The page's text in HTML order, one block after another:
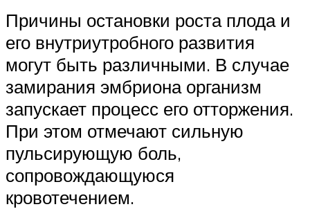
Причины остановки роста плода и
его внутриутробного развития
могут быть различными. В случае
замирания эмбриона организм
запускает процесс его отторжения.
При этом отмечают сильную
пульсирующую боль,
сопровождающуюся
кровотечением.